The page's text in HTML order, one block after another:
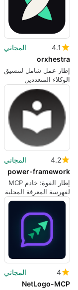
4.1
المجاني
orxhestra
إطار عمل شامل لتنسيق
الوكلاء المتعددين
4.2
المجاني
power-framework
إطار القوة: خادم MCP
لفهرسة المعرفة المحلية
والوصول إلى الذكاء
4
المجاني
NetLogo-MCP